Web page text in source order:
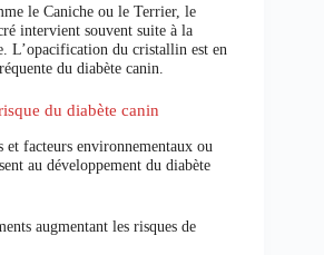
le Caniche ou le Terrier, le
intervient souvent suite à la
L’opacification du cristallin est en
du diabète canin.
du diabète canin
et facteurs environnementaux ou
au développement du diabète
augmentant les risques de